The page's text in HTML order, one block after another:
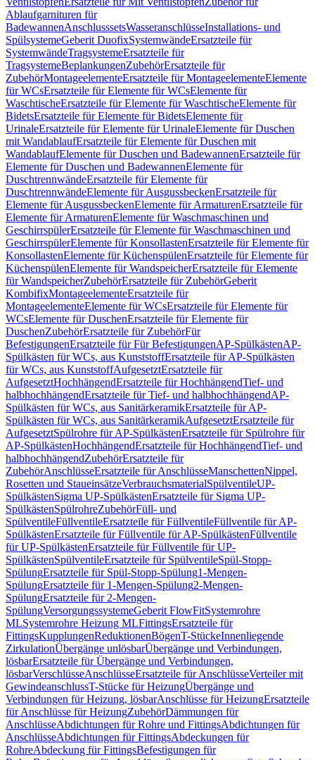
Ablaufgarnituren für
BadewannenAnschlusssetsWasseranschlüsseInstallations- und
SpülsystemeGeberit DuofixSystemwändeErsatzteile für
SystemwändeTragsystemeErsatzteile für
TragsystemeBeplankungenZubehörErsatzteile für
ZubehörMontageelementeErsatzteile für MontageelementeElemente
für WCsErsatzteile für Elemente für WCsElemente für
WaschtischeErsatzteile für Elemente für WaschtischeElemente für
BidetsErsatzteile für Elemente für BidetsElemente für
UrinaleErsatzteile für Elemente für UrinaleElemente für Duschen
mit WandablaufErsatzteile für Elemente für Duschen mit
WandablaufElemente für Duschen und BadewannenErsatzteile für
Elemente für Duschen und BadewannenElemente für
DuschtrennwändeErsatzteile für Elemente für
DuschtrennwändeElemente für AusgussbeckenErsatzteile für
Elemente für AusgussbeckenElemente für ArmaturenErsatzteile für
Elemente für ArmaturenElemente für Waschmaschinen und
GeschirrspülerErsatzteile für Elemente für Waschmaschinen und
GeschirrspülerElemente für KonsollastenErsatzteile für Elemente für
KonsollastenElemente für KüchenspülenErsatzteile für Elemente für
KüchenspülenElemente für WandspeicherErsatzteile für Elemente
für WandspeicherZubehörErsatzteile für ZubehörGeberit
KombifixMontageelementeErsatzteile für
MontageelementeElemente für WCsErsatzteile für Elemente für
WCsElemente für DuschenErsatzteile für Elemente für
DuschenZubehörErsatzteile für ZubehörFür
BefestigungenErsatzteile für Für BefestigungenAP-SpülkästenAP-
Spülkästen für WCs, aus KunststoffErsatzteile für AP-Spülkästen
für WCs, aus KunststoffAufgesetztErsatzteile für
AufgesetztHochhängendErsatzteile für HochhängendTief- und
halbhochhängendErsatzteile für Tief- und halbhochhängendAP-
Spülkästen für WCs, aus SanitärkeramikErsatzteile für AP-
Spülkästen für WCs, aus SanitärkeramikAufgesetztErsatzteile für
AufgesetztSpülrohre für AP-SpülkästenErsatzteile für Spülrohre für
AP-SpülkästenHochhängendErsatzteile für HochhängendTief- und
halbhochhängendZubehörErsatzteile für
ZubehörAnschlüsseErsatzteile für AnschlüsseManschettenNippel,
Rosetten und StaueinsätzeVerbrauchsmaterialSpülventileUP-
SpülkästenSigma UP-SpülkästenErsatzteile für Sigma UP-
SpülkästenSpülrohreZubehörFüll- und
SpülventileFüllventileErsatzteile für FüllventileFüllventile für AP-
SpülkästenErsatzteile für Füllventile für AP-SpülkästenFüllventile
für UP-SpülkästenErsatzteile für Füllventile für UP-
SpülkästenSpülventileErsatzteile für SpülventileSpül-Stopp-
SpülungErsatzteile für Spül-Stopp-Spülung1-Mengen-
SpülungErsatzteile für 1-Mengen-Spülung2-Mengen-
SpülungErsatzteile für 2-Mengen-
SpülungVersorgungssystemeGeberit FlowFitSystemrohre
MLSystemrohre Heizung MLFittingsErsatzteile für
FittingsKupplungenReduktionenBögenT-StückeInnenliegende
ZirkulationÜbergänge unlösbarÜbergänge und Verbindungen,
lösbarErsatzteile für Übergänge und Verbindungen,
lösbarVerschlüsseAnschlüsseErsatzteile für AnschlüsseVerteiler mit
GewindeanschlussT-Stücke für HeizungÜbergänge und
Verbindungen für Heizung, lösbarAnschlüsse für HeizungErsatzteile
für Anschlüsse für HeizungZubehörDämmungen für
AnschlüsseAbdichtungen für Rohre und FittingsAbdichtungen für
AnschlüsseAbdichtungen für FittingsAbdeckungen für
RohreAbdeckung für FittingsBefestigungen für